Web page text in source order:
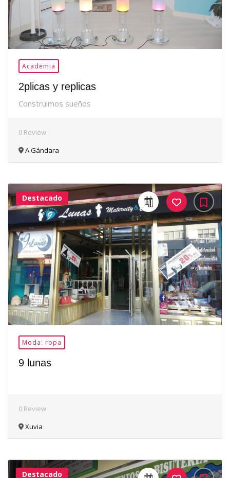
Academia
2plicas y replicas
Construimos sueños
0 Review
A Gándara
32Me
Gusta
Destacado
Moda: ropa
9 lunas
0 Review
Xuvia
Destacado